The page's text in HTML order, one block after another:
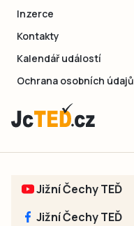
Inzerce
Kontakty
Kalendář událostí
Ochrana osobních údajů
Jižní Čechy TEĎ
Jižní Čechy TEĎ